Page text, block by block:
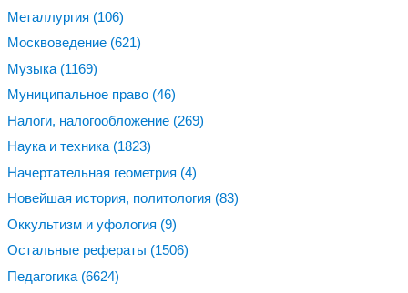
Металлургия (106)
Москвоведение (621)
Музыка (1169)
Муниципальное право (46)
Налоги, налогообложение (269)
Наука и техника (1823)
Начертательная геометрия (4)
Новейшая история, политология (83)
Оккультизм и уфология (9)
Остальные рефераты (1506)
Педагогика (6624)